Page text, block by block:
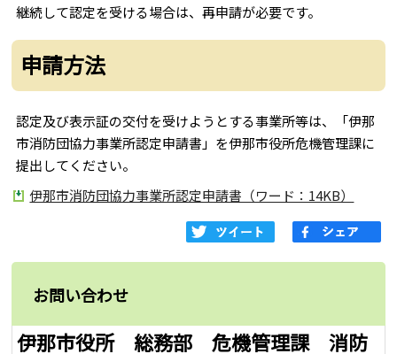
継続して認定を受ける場合は、再申請が必要です。
申請方法
認定及び表示証の交付を受けようとする事業所等は、「伊那
市消防団協力事業所認定申請書」を伊那市役所危機管理課に
提出してください。
伊那市消防団協力事業所認定申請書（ワード：14KB）
お問い合わせ
伊那市役所 総務部 危機管理課 消防